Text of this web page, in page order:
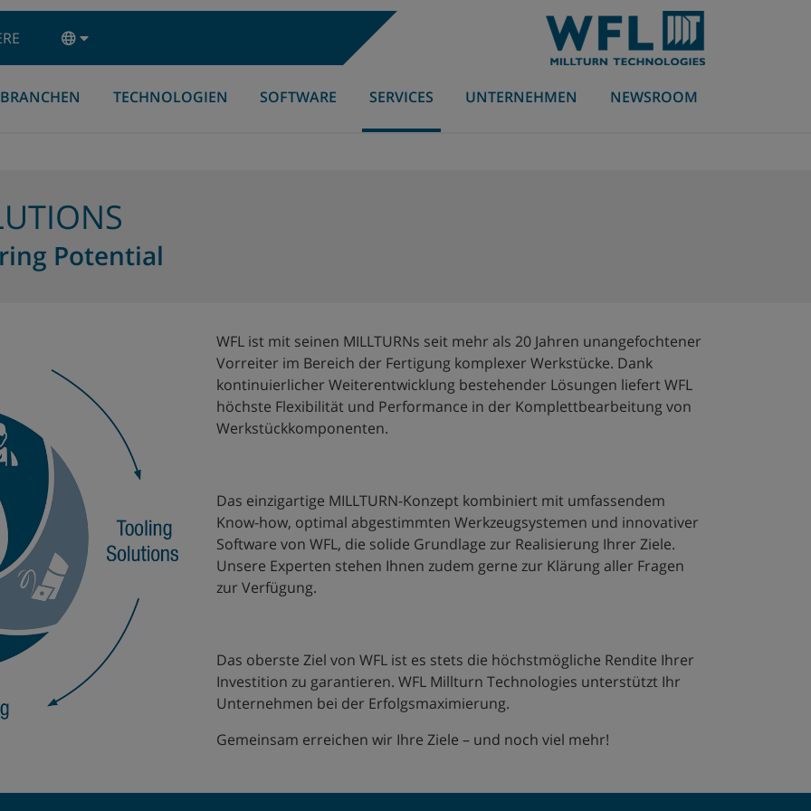
MILLTURN
BRANCHEN
Branchen
TECHNOLOGIEN
Bearbeitungstechnologien
SOFTWARE SERVICES
myMILLTURN
UNTERNEHMEN
Ansprechpartner weltweit
NEWSROOM
Potential
WFL ist mit seinen MILLTURNs seit mehr als 20 Jahren unangefochtener
Vorreiter im Bereich der Fertigung komplexer Werkstücke. Dank
kontinuierlicher Weiterentwicklung bestehender Lösungen liefert WFL
höchste Flexibilität und Performance in der Komplettbearbeitung von
Werkstückkomponenten.
Das einzigartige MILLTURN-Konzept kombiniert mit umfassendem
Know-how, optimal abgestimmten Werkzeugsystemen und innovativer
Software von WFL, die solide Grundlage zur Realisierung Ihrer Ziele.
Unsere Experten stehen Ihnen zudem gerne zur Klärung aller Fragen
zur Verfügung.
Das oberste Ziel von WFL ist es stets die höchstmögliche Rendite Ihrer
Investition zu garantieren. WFL Millturn Technologies unterstützt Ihr
Unternehmen bei der Erfolgsmaximierung.
Gemeinsam erreichen wir Ihre Ziele – und noch viel mehr!